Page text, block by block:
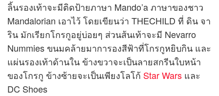
ลิ้นรองเท้าจะมีติดป้ายภาษา Mando’a ภาษาของชาว
Mandalorian เอาไว้ โดยเขียนว่า THECHILD ที่ ดิน จา
ริน มักเรียกโกรกูอยู่บ่อยๆ ส่วนส้นเท้าจะมี Nevarro
Nummies ขนมคล้ายมาการองสีฟ้าที่โกรกูหยิบกิน และ
แผ่นรองเท้าด้านใน ข้างขวาจะเป็นลายสกรีนใบหน้า
ของโกรกู ข้างซ้ายจะเป็นเพียงโลโก้ Star Wars และ
DC Shoes